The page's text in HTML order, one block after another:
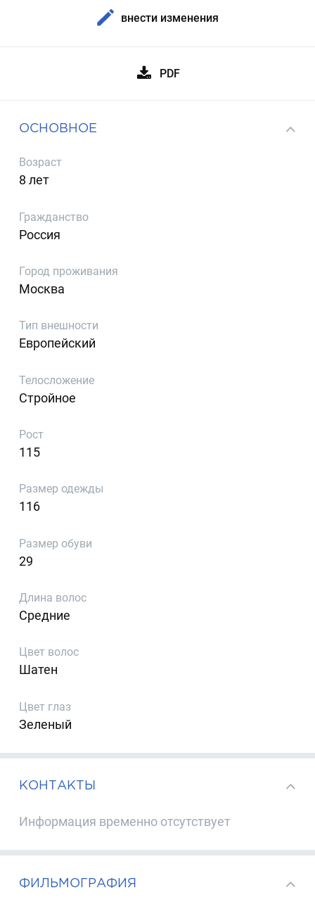
внести изменения
PDF
ОСНОВНОЕ
Возраст
8 лет
Гражданство
Россия
Город проживания
Москва
Тип внешности
Европейский
Телосложение
Стройное
Рост
115
Размер одежды
116
Размер обуви
29
Длина волос
Средние
Цвет волос
Шатен
Цвет глаз
Зеленый
КОНТАКТЫ
Информация временно отсутствует
ФИЛЬМОГРАФИЯ